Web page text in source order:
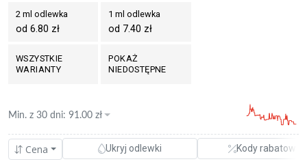
2 ml odlewka
od 6.80 zł
1 ml odlewka
od 7.40 zł
WSZYSTKIE
WARIANTY
POKAŻ
NIEDOSTĘPNE
Cena Ukryj odlewki Kody rabatowe
Min. z 30 dni: 91.00 zł